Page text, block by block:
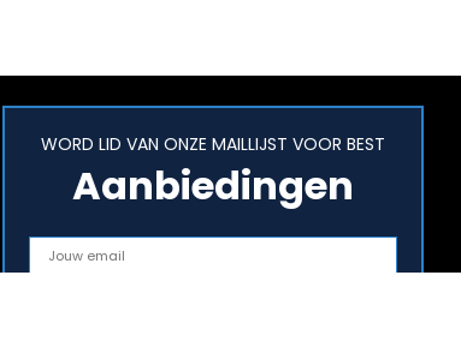
WORD LID VAN ONZE MAILLIJST VOOR BEST
Aanbiedingen